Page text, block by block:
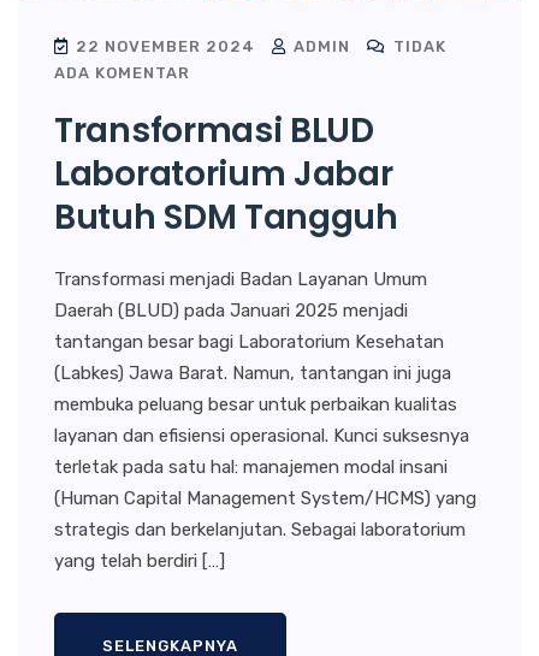
22 NOVEMBER 2024 ADMIN
TIDAK
ADA KOMENTAR
Transformasi BLUD
Laboratorium Jabar
Butuh SDM Tangguh
Transformasi menjadi Badan Layanan Umum
Daerah (BLUD) pada Januari 2025 menjadi
tantangan besar bagi Laboratorium Kesehatan
(Labkes) Jawa Barat. Namun, tantangan ini juga
membuka peluang besar untuk perbaikan kualitas
layanan dan efisiensi operasional. Kunci suksesnya
terletak pada satu hal: manajemen modal insani
(Human Capital Management System/HCMS) yang
strategis dan berkelanjutan. Sebagai laboratorium
yang telah berdiri […]
SELENGKAPNYA